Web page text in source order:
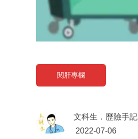
閱肝專欄
文科生．歷險手記
2022-07-06